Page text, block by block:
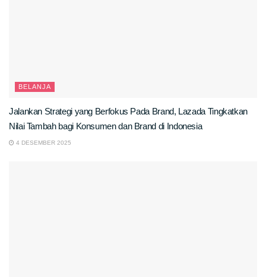
BELANJA
Jalankan Strategi yang Berfokus Pada Brand, Lazada Tingkatkan
Nilai Tambah bagi Konsumen dan Brand di Indonesia
4 DESEMBER 2025